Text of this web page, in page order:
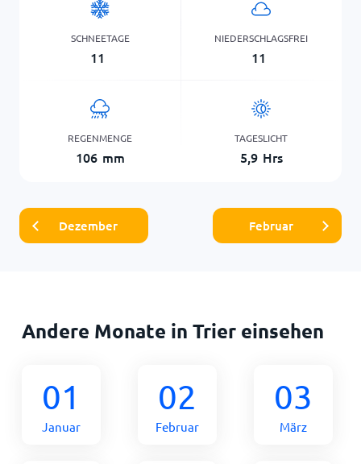
SCHNEETAGE
11
NIEDERSCHLAGSFREI
11
REGENMENGE
106 mm
TAGESLICHT
5,9 Hrs
Dezember Februar
Andere Monate in Trier einsehen
01
Januar
02
Februar
03
März